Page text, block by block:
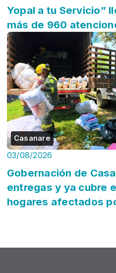
Yopal a tu Servicio”
más de 960
Casanare
03/08/2026
Gobernación de
entregas y ya cubre
hogares afectados